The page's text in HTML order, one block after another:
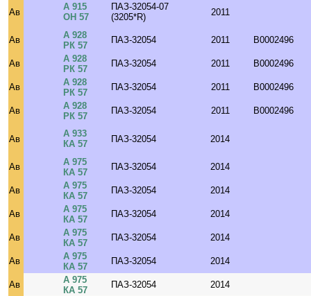
Ав
А 915
ОН 57
ПАЗ-32054-07
(3205*R)
2011
Ав
А 928
РК 57
ПАЗ-32054 2011 B0002496
Ав
А 928
РК 57
ПАЗ-32054 2011 B0002496
Ав
А 928
РК 57
ПАЗ-32054 2011 B0002496
Ав
А 928
РК 57
ПАЗ-32054 2011 B0002496
Ав
А 933
КА 57
ПАЗ-32054 2014
Ав
А 975
КА 57
ПАЗ-32054 2014
Ав
А 975
КА 57
ПАЗ-32054 2014
Ав
А 975
КА 57
ПАЗ-32054 2014
Ав
А 975
КА 57
ПАЗ-32054 2014
Ав
А 975
КА 57
ПАЗ-32054 2014
Ав
А 975
КА 57
ПАЗ-32054 2014